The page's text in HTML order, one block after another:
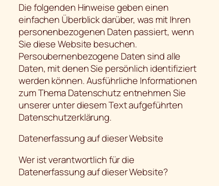
Die folgenden Hinweise geben einen
einfachen Überblick darüber, was mit Ihren
personenbezogenen Daten passiert, wenn
Sie diese Website besuchen.
Persoubernenbezogene Daten sind alle
Daten, mit denen Sie persönlich identifiziert
werden können. Ausführliche Informationen
zum Thema Datenschutz entnehmen Sie
unserer unter diesem Text aufgeführten
Datenschutzerklärung.
Datenerfassung auf dieser Website
Wer ist verantwortlich für die
Datenerfassung auf dieser Website?